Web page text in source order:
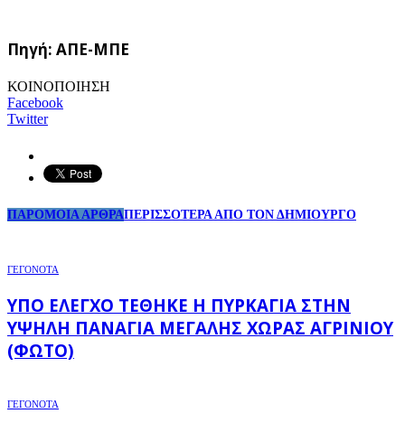
Πηγή: ΑΠΕ-ΜΠΕ
ΚΟΙΝΟΠΟΙΗΣΗ
Facebook
Twitter
ΠΑΡΟΜΟΙΑ ΑΡΘΡΑΠΕΡΙΣΣΟΤΕΡΑ ΑΠΟ ΤΟΝ ΔΗΜΙΟΥΡΓΟ
ΓΕΓΟΝΟΤΑ
ΥΠΌ ΈΛΕΓΧΟ ΤΈΘΗΚΕ Η ΠΥΡΚΑΓΙΆ ΣΤΗΝ
ΥΨΗΛΉ ΠΑΝΑΓΙΆ ΜΕΓΆΛΗΣ ΧΏΡΑΣ ΑΓΡΙΝΊΟΥ
(ΦΩΤΌ)
ΓΕΓΟΝΟΤΑ